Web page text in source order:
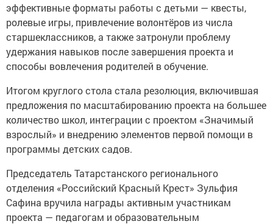
эффективные форматы работы с детьми — квесты,
ролевые игры, привлечение волонтёров из числа
старшеклассников, а также затронули проблему
удержания навыков после завершения проекта и
способы вовлечения родителей в обучение.
Итогом круглого стола стала резолюция, включившая
предложения по масштабированию проекта на большее
количество школ, интеграции с проектом «Значимый
взрослый» и внедрению элементов первой помощи в
программы детских садов.
Председатель Татарстанского регионального
отделения «Российский Красный Крест» Зульфия
Сафина вручила награды активным участникам
проекта — педагогам и образовательным